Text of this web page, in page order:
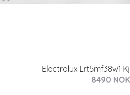
Electrolux Lrt5mf38w1
8490 NOK